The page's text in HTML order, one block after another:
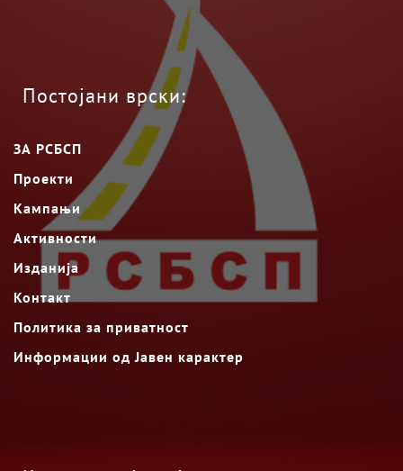
Постојани врски:
ЗА РСБСП
Проекти
Кампањи
Активности
Изданија
Контакт
Политика за приватност
Информации од Јавен карактер